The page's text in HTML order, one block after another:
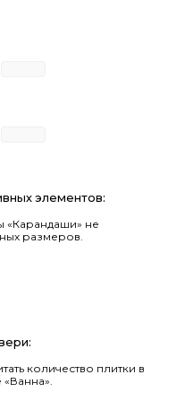
элементов:
«Карандаши» не
размеров.
количество плитки в
«Ванна».